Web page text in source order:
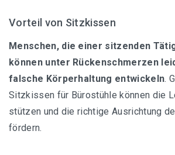
Vorteil von Sitzkissen
Menschen, die einer sitzenden
können unter Rückenschmerzen
falsche Körperhaltung entwickeln.
Sitzkissen für Bürostühle können die
stützen und die richtige Ausrichtung
fördern.